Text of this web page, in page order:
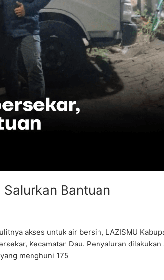
Bantuan
akses untuk air bersih, LAZISMU
Kecamatan Dau. Penyaluran dilakukan
menghuni 175